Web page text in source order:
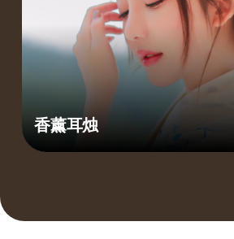
香薰耳烛